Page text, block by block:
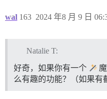
wal 2024 年8 月 9 日
163
Natalie T:
好奇，如果你有一个
么有趣的功能？（如果有